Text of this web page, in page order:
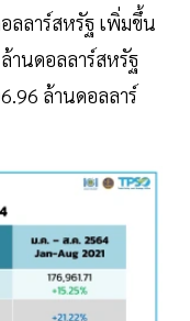
ลลาร์สหรัฐ เพิ่มขึ้น
านดอลลาร์สหรัฐ
ล้านดอลลาร์